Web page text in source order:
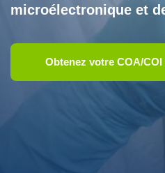
microélectronique et
Obtenez votre COA/COI